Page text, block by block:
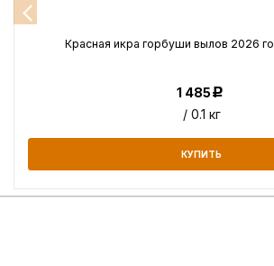
Красная икра горбуши вылов 2026
1 485Р
/ 0.1 кг
КУПИТЬ